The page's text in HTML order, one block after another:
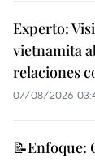
Experto:
vietnamita
relaciones
07/08/2026
📝Enfoque: